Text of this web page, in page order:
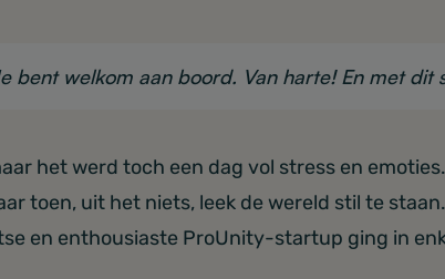
bent welkom aan boord. Van harte! En met
het werd toch een dag vol stress en
toen, uit het niets, leek de wereld stil te
en enthousiaste ProUnity-startup ging in